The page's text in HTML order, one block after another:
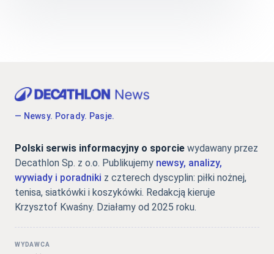
— Newsy. Porady. Pasje.
Polski serwis informacyjny o sporcie wydawany przez
Decathlon Sp. z o.o. Publikujemy newsy, analizy,
wywiady i poradniki z czterech dyscyplin: piłki nożnej,
tenisa, siatkówki i koszykówki. Redakcją kieruje
Krzysztof Kwaśny. Działamy od 2025 roku.
WYDAWCA